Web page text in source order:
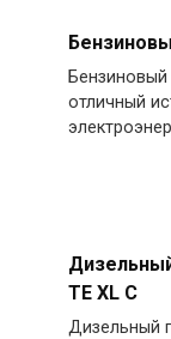
отличный
TE XL C
Дизельный